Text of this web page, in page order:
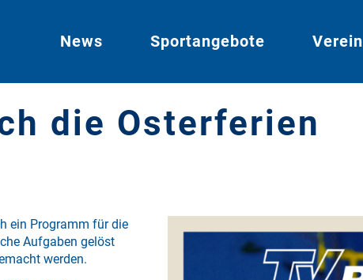
News Sportangebote Verein
die Osterferien
ein Programm für die
Aufgaben gelöst
werden.